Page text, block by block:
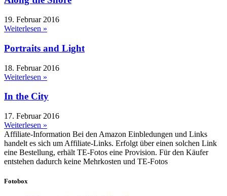
19. Februar 2016
Weiterlesen »
Portraits and Light
18. Februar 2016
Weiterlesen »
In the City
17. Februar 2016
Weiterlesen »
Affiliate-Information Bei den Amazon Einbledungen und Links
handelt es sich um Affiliate-Links. Erfolgt über einen solchen Link
eine Bestellung, erhält TE-Fotos eine Provision. Für den Käufer
entstehen dadurch keine Mehrkosten und TE-Fotos
Fotobox